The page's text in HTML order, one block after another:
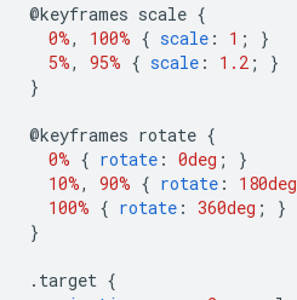
@keyframes scale {
0%, 100% { scale : 1 ;
}
5%, 95% { scale : 1.2 ;
}
}
@keyframes rotate {
0% { rotate : 0deg ;
}
10%, 90% { rotate : 180deg
100% { rotate : 360deg ;
}
}
. target {